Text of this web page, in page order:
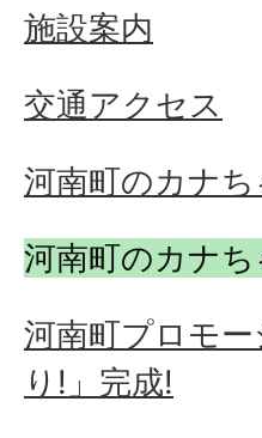
施設案内
交通アクセス
河南町のカナち
河南町のカナ
河南町プロモ
り!」完成!